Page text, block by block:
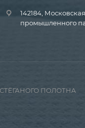
142184,
промышленного
ПОЛОТНА